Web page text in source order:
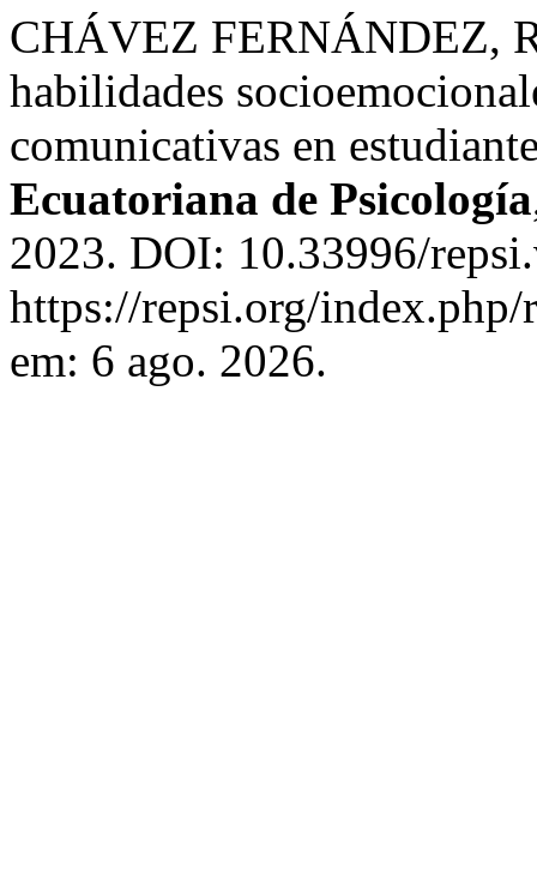
CHÁVEZ FERNÁNDEZ,
habilidades
comunicativas en
Ecuatoriana de Psicología
2023. DOI: 10.33996/
https://repsi.org/
em: 6 ago. 2026.